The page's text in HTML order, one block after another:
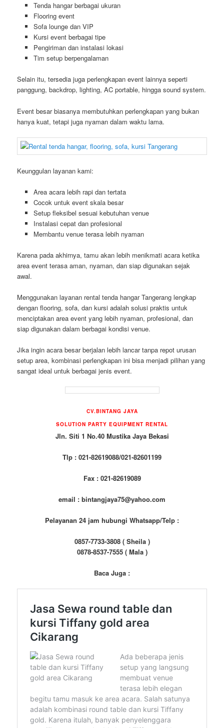
Tenda hangar berbagai ukuran
Flooring event
Sofa lounge dan VIP
Kursi event berbagai tipe
Pengiriman dan instalasi lokasi
Tim setup berpengalaman
Selain itu, tersedia juga perlengkapan event lainnya seperti
panggung, backdrop, lighting, AC portable, hingga sound system.
Event besar biasanya membutuhkan perlengkapan yang bukan
hanya kuat, tetapi juga nyaman dalam waktu lama.
Keunggulan layanan kami:
Area acara lebih rapi dan tertata
Cocok untuk event skala besar
Setup fleksibel sesuai kebutuhan venue
Instalasi cepat dan profesional
Membantu venue terasa lebih nyaman
Karena pada akhirnya, tamu akan lebih menikmati acara ketika
area event terasa aman, nyaman, dan siap digunakan sejak
awal.
Menggunakan layanan rental tenda hangar Tangerang lengkap
dengan flooring, sofa, dan kursi adalah solusi praktis untuk
menciptakan area event yang lebih nyaman, profesional, dan
siap digunakan dalam berbagai kondisi venue.
Jika ingin acara besar berjalan lebih lancar tanpa repot urusan
setup area, kombinasi perlengkapan ini bisa menjadi pilihan yang
sangat ideal untuk berbagai jenis event.
CV.BINTANG JAYA
SOLUTION PARTY EQUIPMENT RENTAL
Jln. Siti 1 No.40 Mustika Jaya Bekasi
Tlp : 021-82619088/021-82601199
Fax : 021-82619089
email : bintangjaya75@yahoo.com
Pelayanan 24 jam hubungi Whatsapp/Telp :
0857-7733-3808 ( Sheila )
0878-8537-7555 ( Mala )
Baca Juga :